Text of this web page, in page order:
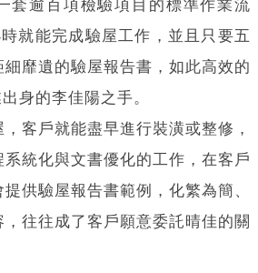
套逾百項檢驗項目的標準作業流
就能完成驗屋工作，並且只要五
靡遺的驗屋報告書，如此高效的
身的李佳陽之手。
，客戶就能盡早進行裝潢或整修，
統化與文書優化的工作，在客戶
供驗屋報告書範例，化繁為簡、
往往成了客戶願意委託晴佳的關